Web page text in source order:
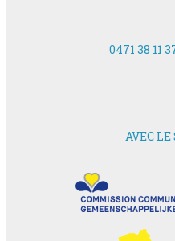
0471 38 11
AVEC